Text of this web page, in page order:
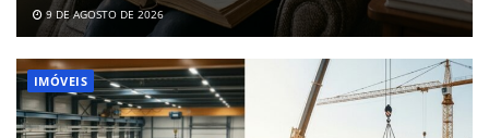
9 DE AGOSTO DE 2026
IMÓVEIS